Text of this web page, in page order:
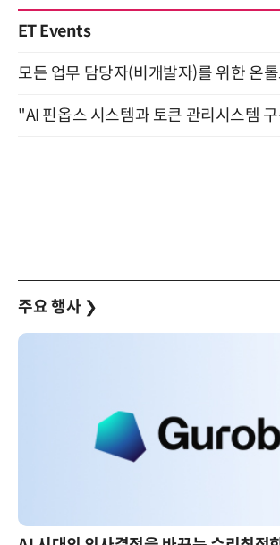
ET Events
주요 행사 ❯